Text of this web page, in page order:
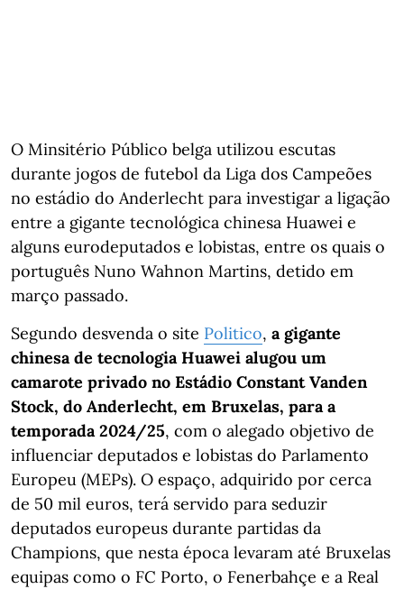
O Minsitério Público belga utilizou escutas
durante jogos de futebol da Liga dos Campeões
no estádio do Anderlecht para investigar a ligação
entre a gigante tecnológica chinesa Huawei e
alguns eurodeputados e lobistas, entre os quais o
português Nuno Wahnon Martins, detido em
março passado.
Segundo desvenda o site Politico, a gigante
chinesa de tecnologia Huawei alugou um
camarote privado no Estádio Constant Vanden
Stock, do Anderlecht, em Bruxelas, para a
temporada 2024/25, com o alegado objetivo de
influenciar deputados e lobistas do Parlamento
Europeu (MEPs). O espaço, adquirido por cerca
de 50 mil euros, terá servido para seduzir
deputados europeus durante partidas da
Champions, que nesta época levaram até Bruxelas
equipas como o FC Porto, o Fenerbahçe e a Real